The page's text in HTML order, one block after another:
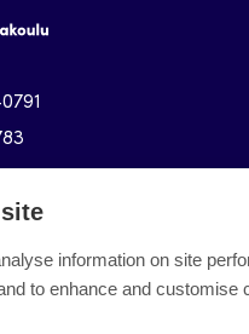
publications.
Youtubeinformation on site
to enhance and customise